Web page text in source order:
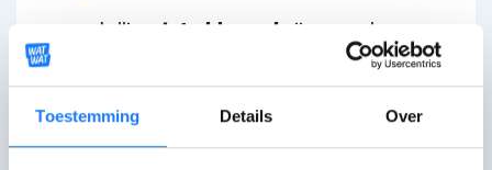
Toestemming Details Over
Jullie niet akkoord zijn over hoe
aanrijdingsformulierinvullen
Erextra overtredingen
bijvoorbeeld als iemand dronken of